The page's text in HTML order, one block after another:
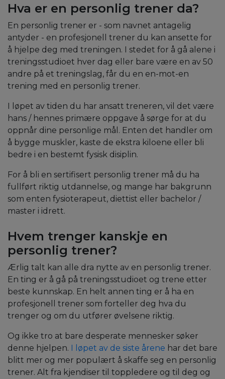
Hva er en personlig trener da?
En personlig trener er - som navnet antagelig
antyder - en profesjonell trener du kan ansette for
å hjelpe deg med treningen. I stedet for å gå alene i
treningsstudioet hver dag eller bare være en av 50
andre på et treningslag, får du en en-mot-en
trening med en personlig trener.
I løpet av tiden du har ansatt treneren, vil det være
hans / hennes primære oppgave å sørge for at du
oppnår dine personlige mål. Enten det handler om
å bygge muskler, kaste de ekstra kiloene eller bli
bedre i en bestemt fysisk disiplin.
For å bli en sertifisert personlig trener må du ha
fullført riktig utdannelse, og mange har bakgrunn
som enten fysioterapeut, diettist eller bachelor /
master i idrett.
Hvem trenger kanskje en
personlig trener?
Ærlig talt kan alle dra nytte av en personlig trener.
En ting er å gå på treningsstudioet og trene etter
beste kunnskap. En helt annen ting er å ha en
profesjonell trener som forteller deg hva du
trenger og om du utfører øvelsene riktig.
Og ikke tro at bare desperate mennesker søker
denne hjelpen.
I løpet av de siste årene har det bare
blitt mer og mer populært å skaffe seg en personlig
trener. Alt fra kjendiser til toppledere og til deg og